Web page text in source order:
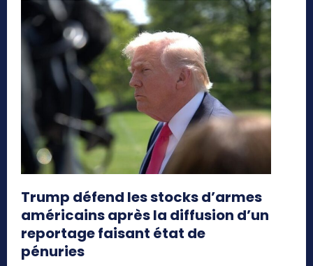
Trump défend les stocks d’armes
américains après la diffusion d’un
reportage faisant état de
pénuries